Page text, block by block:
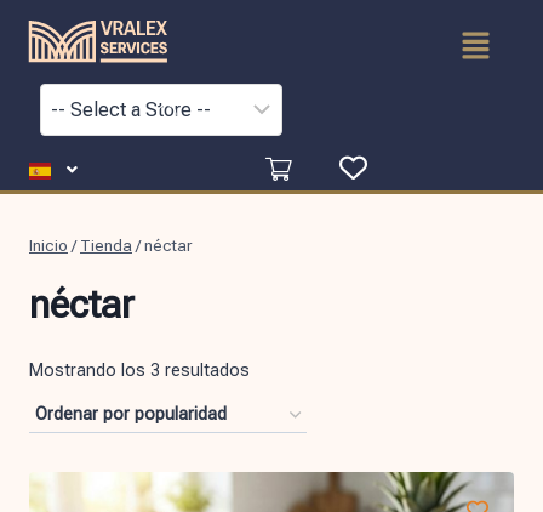
Inicio / Tienda/néctar
néctar
Mostrando los 3 resultados